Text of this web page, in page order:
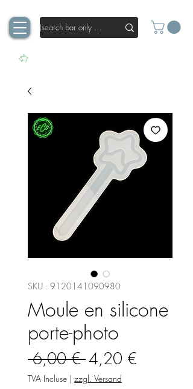
SKU : 9120141090980
Moule en silicone
porte-photo
6,00 € Prix
original
4,20 €
TVA Incluse | zzgl. Versand